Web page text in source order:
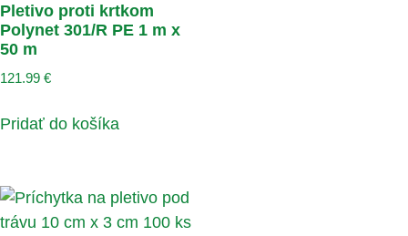
Pletivo proti krtkom
Polynet 301/R PE 1 m x
50 m
121.99 €
Pridať do košíka